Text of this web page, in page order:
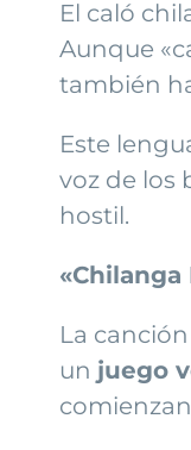
El caló
Aunque
también
Este
voz de los
hostil.
La canción
un juego